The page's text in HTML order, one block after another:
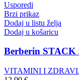
Usporedi
Brzi prikaz
Dodaj u listu želja
Dodaj u košaricu
Berberin STACK
VITAMINI I